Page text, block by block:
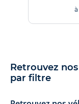
Retrouvez
par filtre